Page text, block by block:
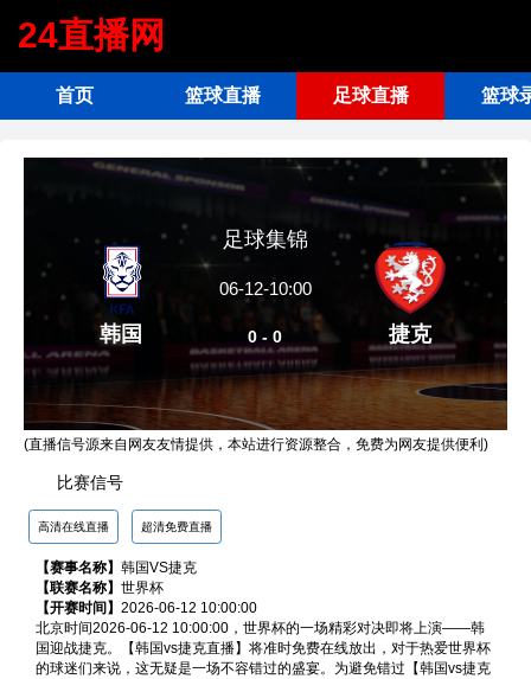
24直播网
首页 篮球直播 足球直播 篮球
韩国
足球集锦
06-12-10:00
0 - 0 捷克
(直播信号源来自网友友情提供，本站进行资源整合，免费为网友提供便利)
比赛信号
高清在线直播 超清免费直播
【赛事名称】 韩国VS捷克
【联赛名称】 世界杯
【开赛时间】 2026-06-12 10:00:00
北京时间2026-06-12 10:00:00，世界杯的一场精彩对决即将上演——韩
国迎战捷克。【韩国vs捷克直播】将准时免费在线放出，对于热爱世界杯
的球迷们来说，这无疑是一场不容错过的盛宴。为避免错过【韩国vs捷克